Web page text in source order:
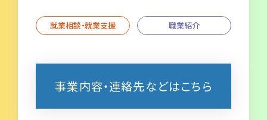
就業相談・就業支援 職業紹介
事業内容・連絡先などはこちら